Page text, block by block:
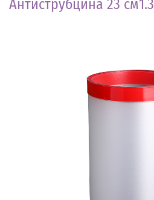
Антиструбцина 23 см1.3